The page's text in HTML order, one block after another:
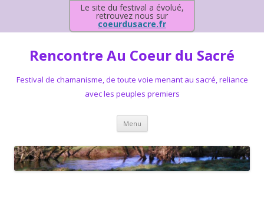
Le site du festival a évolué,
retrouvez nous sur
coeurdusacre.fr
Rencontre Au Coeur du Sacré
Festival de chamanisme, de toute voie menant au sacré, reliance
avec les peuples premiers
Menu Aller au contenu principal